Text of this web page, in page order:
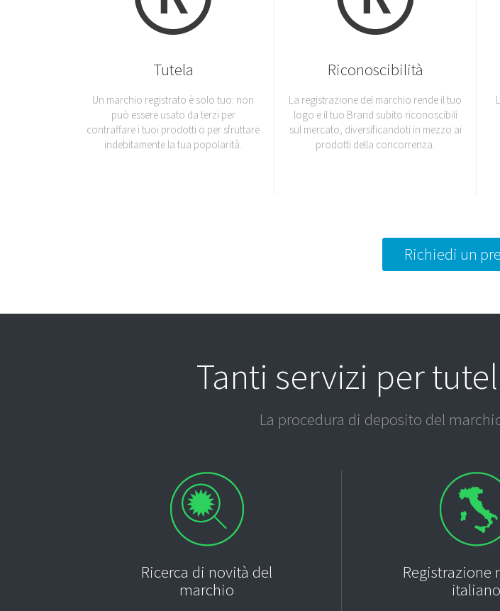
Tutela
Un marchio registrato è solo tuo: non
può essere usato da terzi per
contraffare i tuoi prodotti o per sfruttare
indebitamente la tua popolarità.
Riconoscibilità
La registrazione del marchio rende il tuo
logo e il tuo Brand subito riconoscibili
sul mercato, diversificandoti in mezzo ai
prodotti della concorrenza.
Richiedi un
Tanti servizi per
La procedura di deposito del
Ricerca di novità del
marchio
Registrazione
italiano